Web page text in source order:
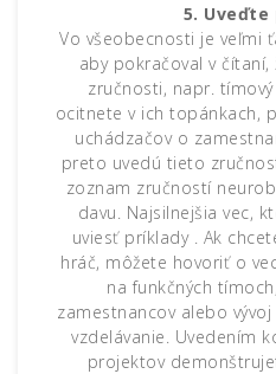
5.
Vo všeobecnosti je veľmi
aby pokračoval v
zručnosti, napr.
ocitnete v ich topánkach,
uchádzačov o
preto uvedú tieto
zoznam zručností
davu. Najsilnejšia vec,
uviesť príklady . Ak
hráč, môžete hovoriť o
na funkčných
zamestnancov alebo
vzdelávanie. Uvedením
projektov